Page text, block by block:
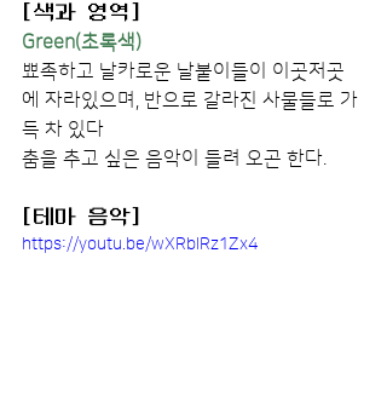
[색과 영역]
Green(초록색)
뾰족하고 날카로운 날붙이들이 이곳저곳
에 자라있으며​, 반으로 갈라진 사물들로 가
득 차 있다
춤을 추고 싶은 음악이 들려 오곤 한다.
[테마 음악]
https://youtu.be/wXRbIRz1Zx4